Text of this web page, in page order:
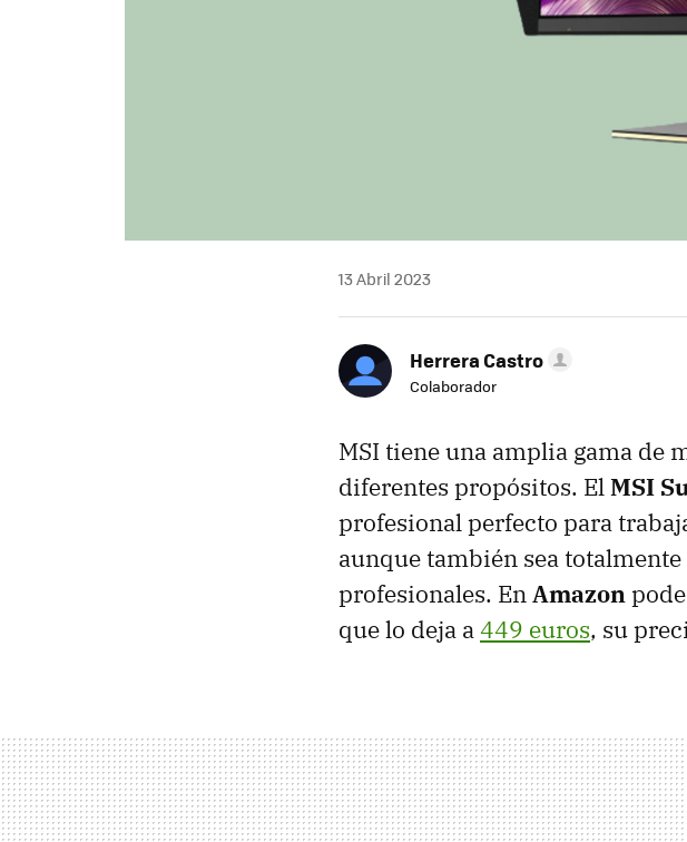
13 Abril 2023
Herrera Castro
Colaborador
MSI tiene una amplia gama de
diferentes propósitos. ElMSI
profesional perfecto para
aunque también sea
profesionales. EnAmazon
que lo deja a449 euros, su